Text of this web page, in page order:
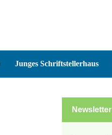
Junges Schriftstellerhaus
Newsletter